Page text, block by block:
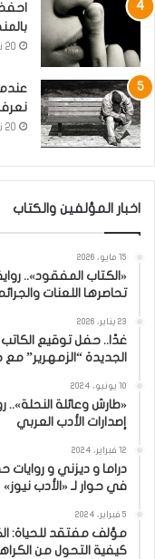
20 نوفمبر، 2018
20 نوفمبر، 2018
اخبار المؤلفين والكتاب
15 مايو، 2026
«الكتاب المفقود»..
تحاصرها اللعنات
23 يناير، 2026
غدًا.. حفل توقيع
الجديدة “الزمهرير” مع خصم 50٪ على جميع
10 يونيو، 2024
«طارش وعائلة النحلة»..
إصدارات الأدب العربي
12 فبراير، 2024
دراما و ديزني و
في حوار لـ «الأدب نيوز»
5 فبراير، 2024
مؤلف مفتقد للحياة:
كيفية التحول من